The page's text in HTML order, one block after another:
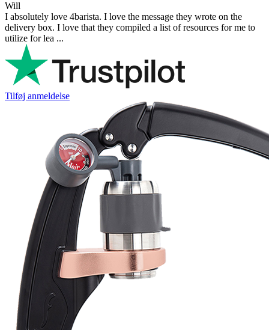
Will
I absolutely love 4barista. I love the message they wrote on the
delivery box. I love that they compiled a list of resources for me to
utilize for lea ...
Tilføj anmeldelse